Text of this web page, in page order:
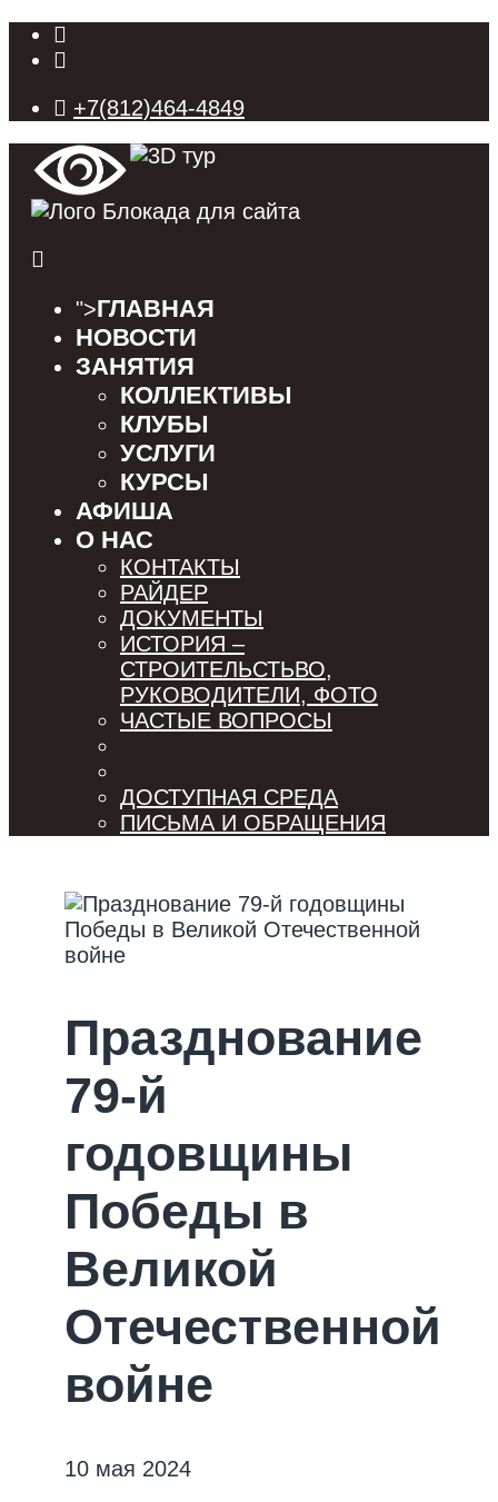
+7(812)464-4849
">ГЛАВНАЯ
НОВОСТИ
ЗАНЯТИЯ
КОЛЛЕКТИВЫ
КЛУБЫ
УСЛУГИ
КУРСЫ
АФИША
О НАС
КОНТАКТЫ
РАЙДЕР
ДОКУМЕНТЫ
ИСТОРИЯ –
СТРОИТЕЛЬСТЬВО,
РУКОВОДИТЕЛИ, ФОТО
ЧАСТЫЕ ВОПРОСЫ
ДОСТУПНАЯ СРЕДА
ПИСЬМА И ОБРАЩЕНИЯ
Празднование
79-й
годовщины
Победы в
Великой
Отечественной
войне
10 мая 2024